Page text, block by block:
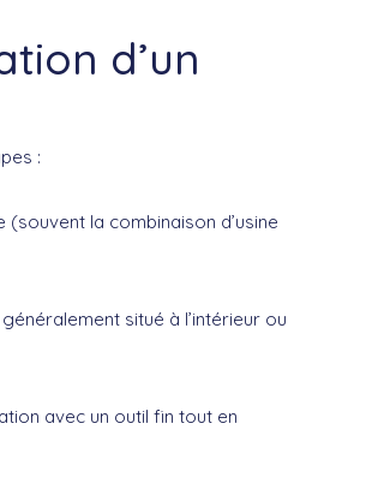
d’un
:
la combinaison d’usine
situé à l’intérieur ou
avec un outil fin tout en